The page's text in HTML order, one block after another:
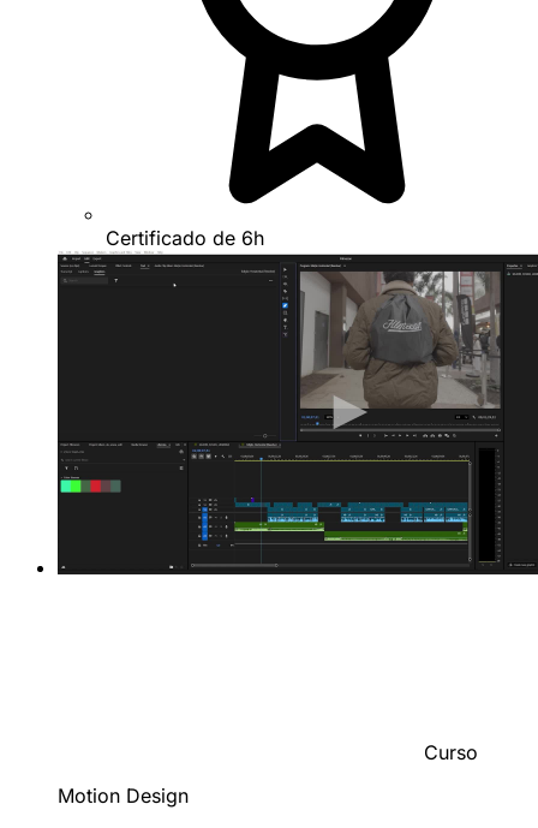
Certificado de 6h
Curso
Motion Design